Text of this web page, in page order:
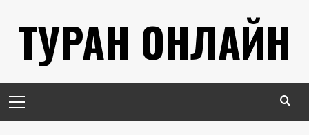
содержимому
ТУРАН ОНЛАЙН
меню